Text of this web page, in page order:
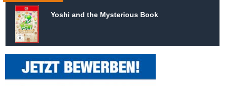
Yoshi and the Mysterious Book